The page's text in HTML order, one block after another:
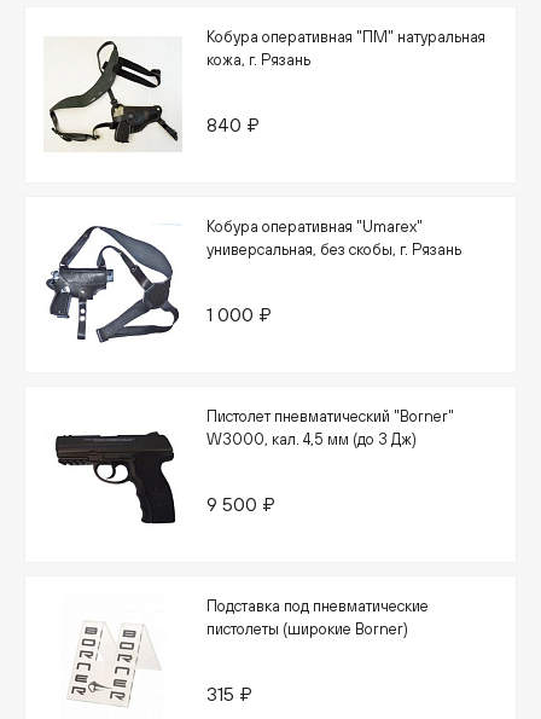
Кобура оперативная "ПМ" натуральная
кожа, г. Рязань
840 ₽
Кобура оперативная "Umarex"
универсальная, без скобы, г. Рязань
1 000 ₽
Пистолет пневматический "Borner"
W3000, кал. 4,5 мм (до 3 Дж)
9 500 ₽
Подставка под пневматические
пистолеты (широкие Borner)
315 ₽